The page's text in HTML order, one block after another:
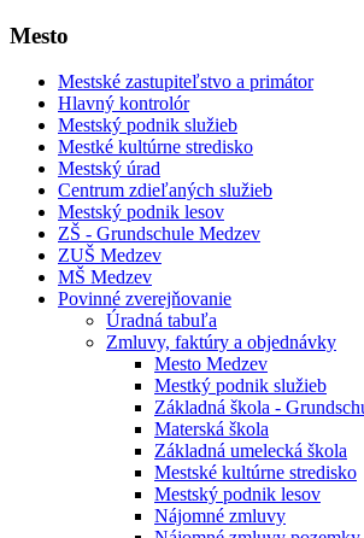
Mesto
Mestské zastupiteľstvo a primátor
Hlavný kontrolór
Mestský podnik služieb
Mestké kultúrne stredisko
Mestský úrad
Centrum zdieľaných služieb
Mestský podnik lesov
ZŠ - Grundschule Medzev
ZUŠ Medzev
MŠ Medzev
Povinné zverejňovanie
Úradná tabuľa
Zmluvy, faktúry a objednávky
Mesto Medzev
Mestký podnik služieb
Základná škola -
Materská škola
Základná umelecká škola
Mestské kultúrne stredisko
Mestský podnik lesov
Nájomné zmluvy